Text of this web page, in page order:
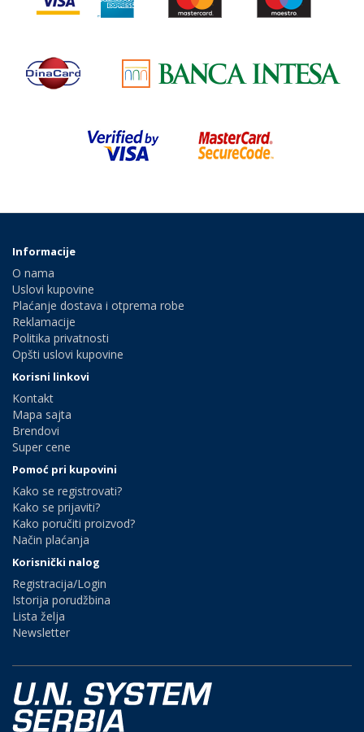
Informacije
O nama
Uslovi kupovine
Plaćanje dostava i otprema robe
Reklamacije
Politika privatnosti
Opšti uslovi kupovine
Korisni linkovi
Kontakt
Mapa sajta
Brendovi
Super cene
Pomoć pri kupovini
Kako se registrovati?
Kako se prijaviti?
Kako poručiti proizvod?
Način plaćanja
Korisnički nalog
Registracija/Login
Istorija porudžbina
Lista želja
Newsletter